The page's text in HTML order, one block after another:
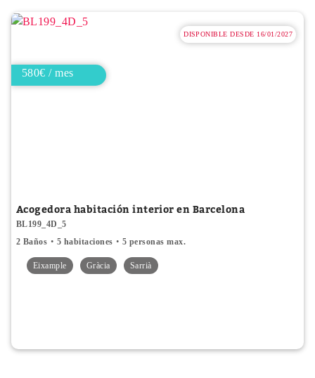
DISPONIBLE DESDE 16/01/2027
580€ / mes
Acogedora habitación interior en Barcelona
BL199_4D_5
2 Baños
5 habitaciones 5 personas max.
Eixample Gràcia Sarrià